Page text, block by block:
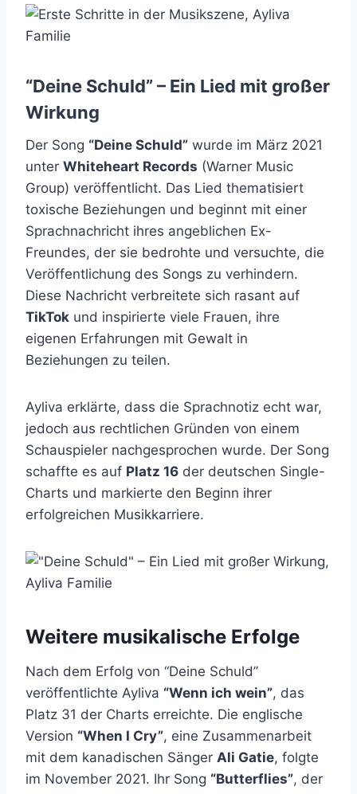
“Deine Schuld” – Ein Lied mit großer
Wirkung
Der Song “Deine Schuld” wurde im März 2021
unter Whiteheart Records (Warner Music
Group) veröffentlicht. Das Lied thematisiert
toxische Beziehungen und beginnt mit einer
Sprachnachricht ihres angeblichen Ex-
Freundes, der sie bedrohte und versuchte, die
Veröffentlichung des Songs zu verhindern.
Diese Nachricht verbreitete sich rasant auf
TikTok und inspirierte viele Frauen, ihre
eigenen Erfahrungen mit Gewalt in
Beziehungen zu teilen.
Ayliva erklärte, dass die Sprachnotiz echt war,
jedoch aus rechtlichen Gründen von einem
Schauspieler nachgesprochen wurde. Der Song
schaffte es auf Platz 16 der deutschen Single-
Charts und markierte den Beginn ihrer
erfolgreichen Musikkarriere.
Weitere musikalische Erfolge
Nach dem Erfolg von “Deine Schuld”
veröffentlichte Ayliva “Wenn ich wein”, das
Platz 31 der Charts erreichte. Die englische
Version “When I Cry”, eine Zusammenarbeit
mit dem kanadischen Sänger Ali Gatie, folgte
im November 2021. Ihr Song “Butterflies”, der